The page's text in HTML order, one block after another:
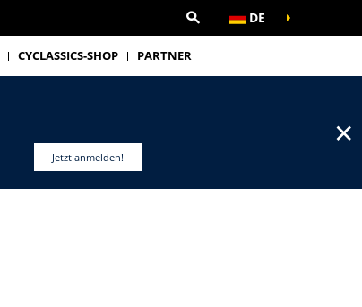
DE
CYCLASSICS-SHOP PARTNER
Jetzt anmelden!
✕